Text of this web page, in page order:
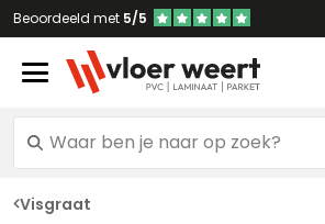
Beoordeeld met 5/5
Visgraat